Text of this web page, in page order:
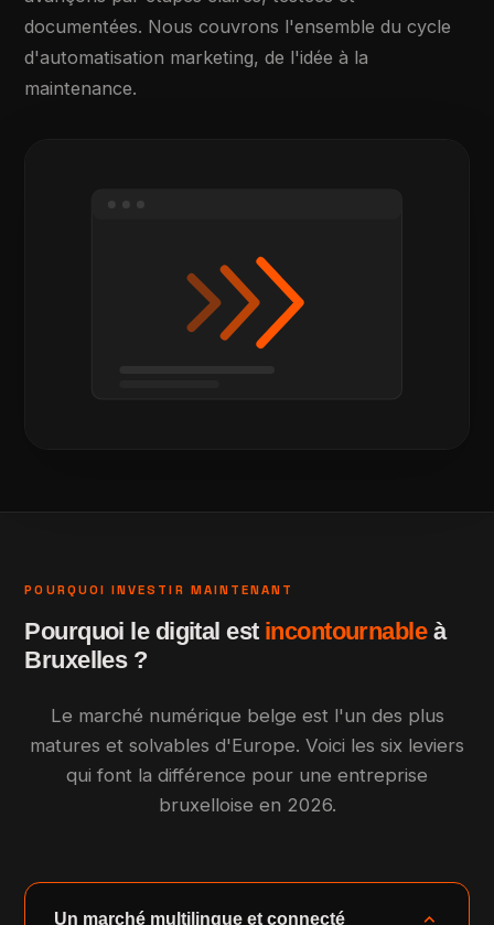
documentées. Nous couvrons l'ensemble du cycle
d'automatisation marketing, de l'idée à la
maintenance.
POURQUOI INVESTIR MAINTENANT
Pourquoi le digital est incontournableà
Bruxelles ?
Le marché numérique belge est l'un des plus
matures et solvables d'Europe. Voici les six leviers
qui font la différence pour une entreprise
bruxelloise en 2026.
Un marché multilingue et connecté expand_more